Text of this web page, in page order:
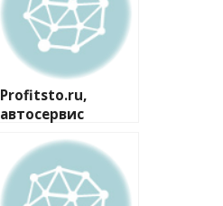
Profitsto.ru,
автосервис